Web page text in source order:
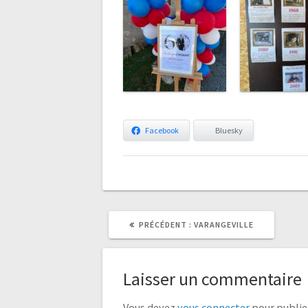
Facebook Bluesky
PRÉCÉDENT :
ARTICLE
PRÉCÉDENT
VARANGEVILLE
ARTICLE
SUIVANT
Laisser un commentaire